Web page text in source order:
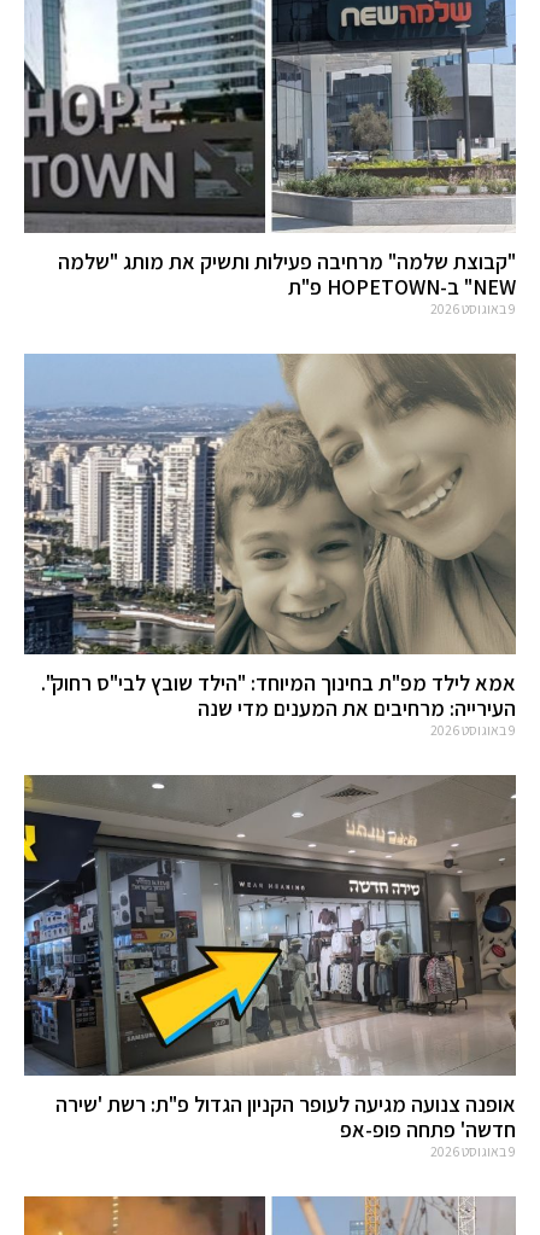
"קבוצת שלמה" מרחיבה פעילות ותשיק את מותג "שלמה
NEW" ב-HOPETOWN פ"ת
9 באוגוסט 2026
אמא לילד מפ"ת בחינוך המיוחד: "הילד שובץ לבי"ס רחוק".
העירייה: מרחיבים את המענים מדי שנה
9 באוגוסט 2026
אופנה צנועה מגיעה לעופר הקניון הגדול פ"ת: רשת 'שירה
חדשה' פתחה פופ-אפ
9 באוגוסט 2026